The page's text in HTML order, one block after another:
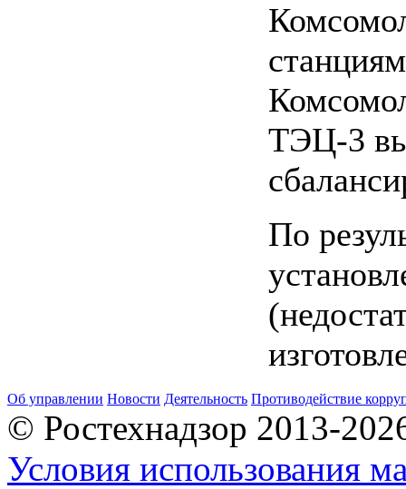
ТЭЦ-3
По
Об управлении Новости Деятельность Противодействие
© Ростехнадзор 2013-
Условия использования